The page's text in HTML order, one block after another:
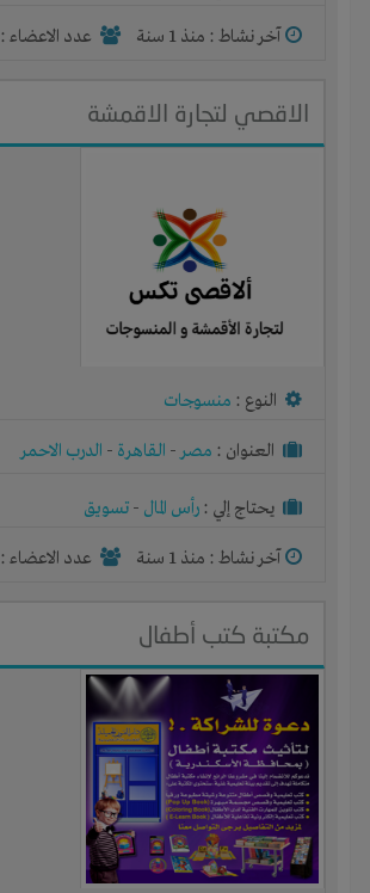
آخر نشاط : منذ 1 سنة عدد الاعضاء : 5 الأعضاء
الاقصي لتجارة الاقمشة
النوع : منسوجات
العنوان : مصر- القاهرة - الدرب الاحمر
يحتاج إلي : رأس المال - تسويق
آخر نشاط : منذ 1 سنة عدد الاعضاء : 0 الأعضاء
مكتبة كتب أطفال